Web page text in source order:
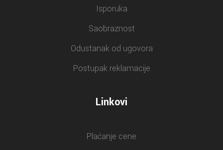
Isporuka
Saobraznost
Odustanak od ugovora
Postupak reklamacije
Linkovi
Plaćanje cene